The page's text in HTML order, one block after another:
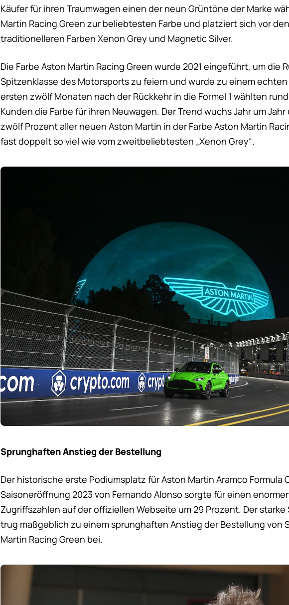
Käufer für ihren Traumwagen einen der neun Grüntöne der Marke
Martin Racing Green zur beliebtesten Farbe und platziert sich vor
traditionelleren Farben Xenon Grey und Magnetic Silver.
Die Farbe Aston Martin Racing Green wurde 2021 eingeführt, um die
Spitzenklasse des Motorsports zu feiern und wurde zu einem
ersten zwölf Monaten nach der Rückkehr in die Formel 1 wählten
Kunden die Farbe für ihren Neuwagen. Der Trend wuchs Jahr um
zwölf Prozent aller neuen Aston Martin in der Farbe Aston Martin
fast doppelt so viel wie vom zweitbeliebtesten „Xenon Grey“.
Sprunghaften Anstieg der Bestellung
Der historische erste Podiumsplatz für Aston Martin Aramco Formula
Saisoneröffnung 2023 von Fernando Alonso sorgte für einen
Zugriffszahlen auf der offiziellen Webseite um 29 Prozent. Der starke
trug maßgeblich zu einem sprunghaften Anstieg der Bestellung von
Martin Racing Green bei.